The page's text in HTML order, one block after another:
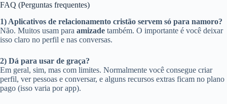
FAQ (Perguntas frequentes)
1) Aplicativos de relacionamento cristão servem só para namoro?
Não. Muitos usam para amizade também. O importante é você deixar
isso claro no perfil e nas conversas.
2) Dá para usar de graça?
Em geral, sim, mas com limites. Normalmente você consegue criar
perfil, ver pessoas e conversar, e alguns recursos extras ficam no plano
pago (isso varia por app).